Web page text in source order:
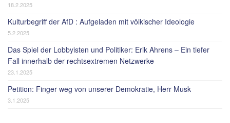
18.2.2025
Kulturbegriff der AfD : Aufgeladen mit völkischer Ideologie
5.2.2025
Das Spiel der Lobbyisten und Politiker: Erik Ahrens – Ein tiefer
Fall innerhalb der rechtsextremen Netzwerke
23.1.2025
Petition: Finger weg von unserer Demokratie, Herr Musk
3.1.2025